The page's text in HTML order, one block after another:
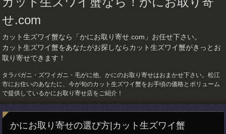
せ.com
カット生ズワイ蟹なら「かにお取り寄せ.com」お任せ下さい。
カット生ズワイ蟹をあなたがお探しならカット生ズワイ蟹がきっとお
取り寄せできます！
タラバガニ・ズワイガニ・毛がに他、かにのお取り寄せはおまかせ下さい。松江
市にお住いのあなたに、今が旬のカット生ズワイ蟹をお手頃の価格とボリューム
で提供しているかにお取り寄せ店をご紹介！
かにお取り寄せの選び方|カット生ズワイ蟹